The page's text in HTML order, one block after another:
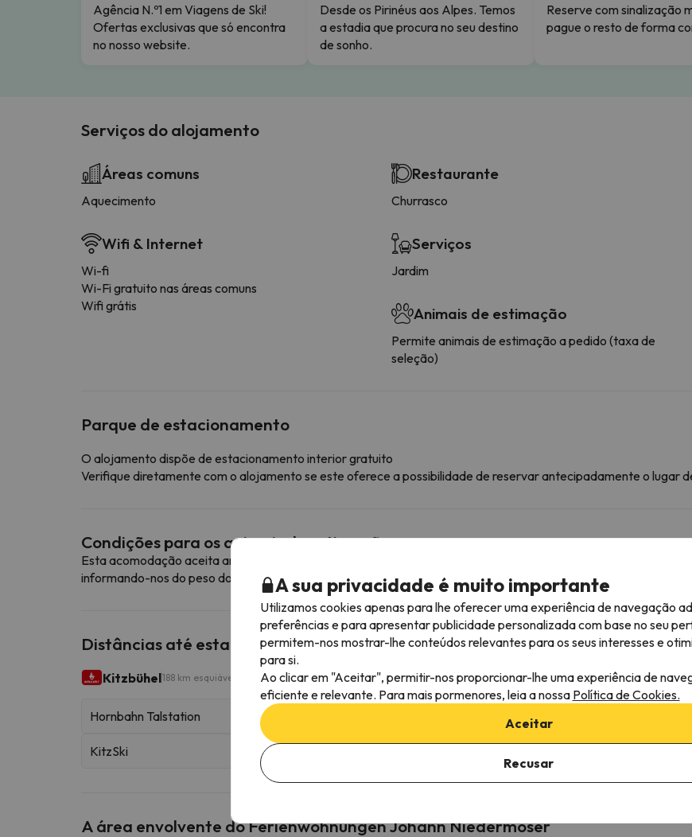
Agência N.º1 em Viagens de Ski!
Ofertas exclusivas que só encontra
no nosso website.
Desde os Pirinéus aos Alpes. Temos
a estadia que procura no seu destino
de sonho.
Reserve com sinalização
pague o resto de forma
Serviços do alojamento
Áreas comuns
Aquecimento
Wifi & Internet
Wi-fi
Wi-Fi gratuito nas áreas comuns
Wifi grátis
Restaurante
Churrasco
Serviços
Jardim
Animais de estimação
Permite animais de estimação a pedido (taxa de
seleção)
Parque de estacionamento
O alojamento dispõe de estacionamento interior gratuito
Verifique diretamente com o alojamento se este oferece a possibilidade de reservar antecipadamente o lugar
Condições para os animais de estimação
Esta acomodação aceita animais de estimação. Para consultar as suas condições, é essencial que nos envie
informando-nos do peso do seu animal de estimação.
Distâncias até estações de esqui próximas
Kitzbühel188 km esquiáveis
Hornbahn Talstation 29 min Ganslern Talstation
KitzSki
A área envolvente do Ferienwohnungen Johann Niedermoser
A sua privacidade é muito importante
Utilizamos cookies apenas para lhe oferecer uma experiência de navegação
preferências e para apresentar publicidade personalizada com base no seu
permitem-nos mostrar-lhe conteúdos relevantes para os seus interesses e
para si.
Ao clicar em "Aceitar", permitir-nos proporcionar-lhe uma experiência de
eficiente e relevante. Para mais pormenores, leia a nossa Política de Cookies.
Aceitar
Recusar